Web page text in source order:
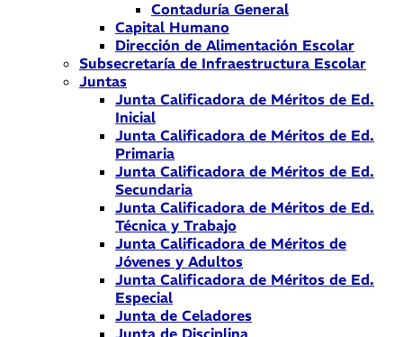
Contaduría General
Capital Humano
Dirección de Alimentación Escolar
Subsecretaría de Infraestructura Escolar
Juntas
Junta Calificadora de Méritos de Ed.
Inicial
Junta Calificadora de Méritos de Ed.
Primaria
Junta Calificadora de Méritos de Ed.
Secundaria
Junta Calificadora de Méritos de Ed.
Técnica y Trabajo
Junta Calificadora de Méritos de
Jóvenes y Adultos
Junta Calificadora de Méritos de Ed.
Especial
Junta de Celadores
Junta de Disciplina